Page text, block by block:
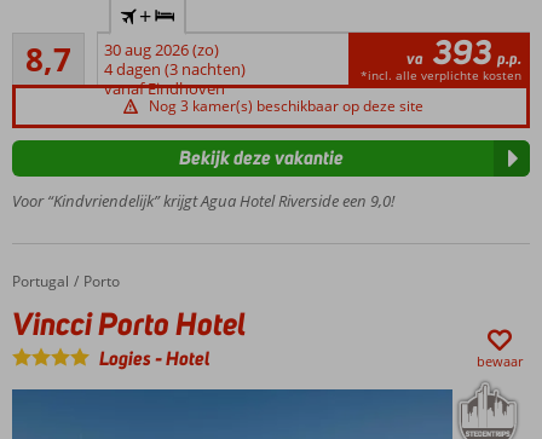
rivier
Arade
Spa
Center
Hotel
beschikt
jachthaven
8,7
Aanrader
10
beoordelingen
+
30 aug 2026 (zo)
4 dagen (3 nachten)
vanaf Eindhoven
va 393 p.p.
*incl. alle verplichte kosten
Nog 3 kamer(s) beschikbaar op deze site
Voor “Kindvriendelijk” krijgt Agua Hotel Riverside een 9,0!
Bekijk deze vakantie
Home
Portugal Porto
Vincci Porto Hotel
Vincci Porto Hotel
Logies-Hotel bewaar